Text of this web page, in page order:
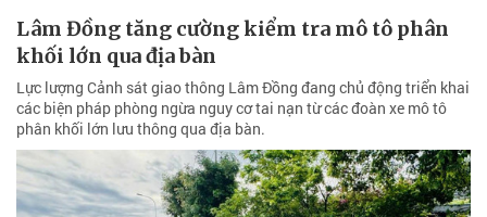
Lâm Đồng tăng cường kiểm tra mô tô phân
khối lớn qua địa bàn
Lực lượng Cảnh sát giao thông Lâm Đồng đang chủ động triển khai
các biện pháp phòng ngừa nguy cơ tai nạn từ các đoàn xe mô tô
phân khối lớn lưu thông qua địa bàn.